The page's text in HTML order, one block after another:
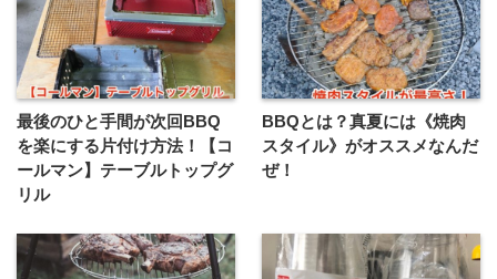
最後のひと手間が次回BBQ
を楽にする片付け方法！【コ
ールマン】テーブルトップグ
リル
BBQとは？真夏には《焼肉
スタイル》がオススメなんだ
ぜ！